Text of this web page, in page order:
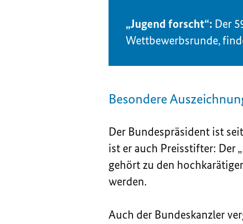
„Jugend forscht“: Der
Wettbewerbsrunde,
Besondere
Der Bundespräsident ist
ist er auch Preisstifter: Der
gehört zu den
werden.
Auch der Bundeskanzler